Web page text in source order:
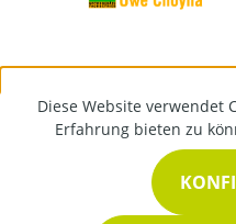
Diese Website verwendet
Erfahrung bieten zu